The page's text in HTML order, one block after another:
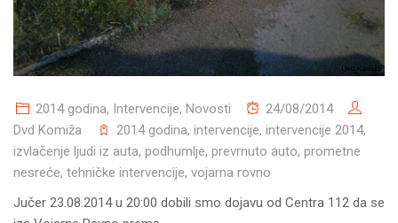
2014 godina, Intervencije, Novosti
24/08/2014
Dvd Komiža
2014 godina, intervencije, intervencije 2014,
izvlačenje ljudi iz auta, podhumlje, prevrnuto auto, prometne
nesreće, tehničke intervencije, vojarna rovno
Jučer 23.08.2014 u 20:00 dobili smo dojavu od Centra 112 da se